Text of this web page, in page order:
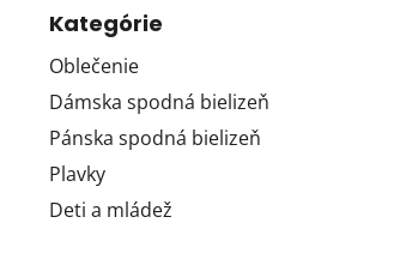
Kategórie
Oblečenie
Dámska spodná bielizeň
Pánska spodná bielizeň
Plavky
Deti a mládež